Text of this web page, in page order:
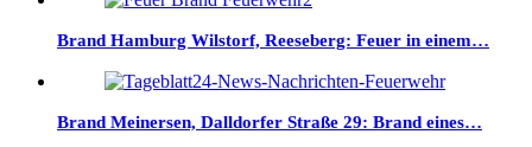
Brand Hamburg Wilstorf, Reeseberg: Feuer in einem…
Brand Meinersen, Dalldorfer Straße 29: Brand eines…